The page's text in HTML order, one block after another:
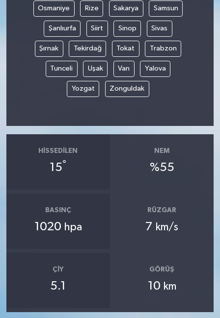
Osmaniye Rize Sakarya Samsun
Şanlıurfa Siirt Sinop Sivas
Şırnak Tekirdağ Tokat Trabzon
Tunceli Uşak Van Yalova
Yozgat Zonguldak
HISSEDILEN
15°
NEM
%55
BASINÇ
1020 hpa
RÜZGAR
7 km/s
ÇIY
5.1
GÖRÜŞ
10 km